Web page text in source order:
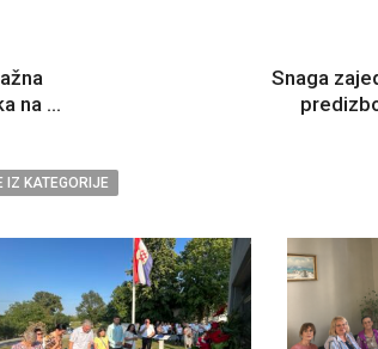
na ...
Snaga
IZ KATEGORIJE